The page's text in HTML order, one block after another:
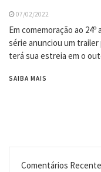
07/02/2022
Em comemoração ao
série anunciou um trailer
terá sua estreia em o
SAIBA MAIS
Comentários